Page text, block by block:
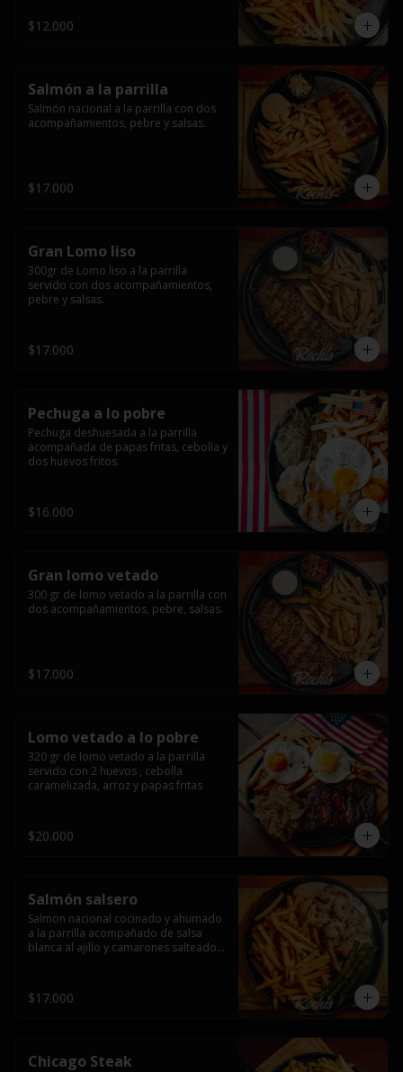
$12.000
Salmón a la parrilla
Salmón nacional a la parrilla con dos
acompañamientos, pebre y salsas.
$17.000
Gran Lomo liso
300gr de Lomo liso a la parrilla
servido con dos acompañamientos,
pebre y salsas.
$17.000
Pechuga a lo pobre
Pechuga deshuesada a la parrilla
acompañada de papas fritas, cebolla y
dos huevos fritos.
$16.000
Gran lomo vetado
300 gr de lomo vetado a la parrilla con
dos acompañamientos, pebre, salsas.
$17.000
Lomo vetado a lo pobre
320 gr de lomo vetado a la parrilla
servido con 2 huevos , cebolla
caramelizada, arroz y papas fritas
$20.000
Salmón salsero
Salmon nacional cocinado y ahumado
a la parrilla acompañado de salsa
blanca al ajillo y camarones salteados,
$17.000
Chicago Steak